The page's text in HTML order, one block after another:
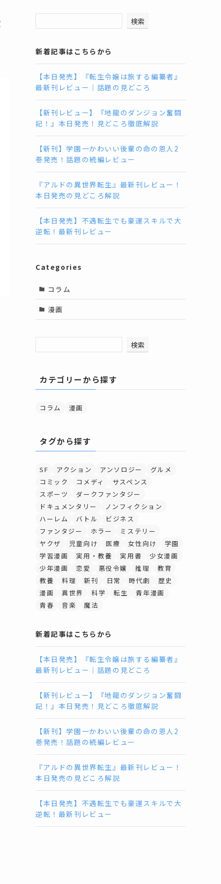
検索
新着記事はこちらから
【本日発売】『転生令嬢は旅する編纂者』
最新刊レビュー｜話題の見どころ
【新刊レビュー】『地龍のダンジョン奮闘
記！』本日発売！見どころ徹底解説
【新刊】学園一かわいい後輩の命の恩人2
巻発売！話題の続編レビュー
『アルドの異世界転生』最新刊レビュー！
本日発売の見どころ解説
【本日発売】不遇転生でも豪運スキルで大
逆転！最新刊レビュー
Categories
コラム
漫画
検索
カテゴリーから探す
コラム 漫画
タグから探す
SF アクション アンソロジー
グルメ
コミック
コメディ
サスペンス
スポーツ
ダークファンタジー
ドキュメンタリー
ノンフィクション
ハーレム
バトル
ビジネス
ファンタジー
ホラー
ミステリー
ヤクザ
児童向け 医療 女性向け
学園
学習漫画
実用・教養 実用書
少女漫画
少年漫画
恋愛 悪役令嬢 推理
教育
教養
料理 新刊 日常 時代劇
歴史
漫画
異世界 科学 転生
青年漫画
青春
音楽 魔法
新着記事はこちらから
【本日発売】『転生令嬢は旅する編纂者』
最新刊レビュー｜話題の見どころ
【新刊レビュー】『地龍のダンジョン奮闘
記！』本日発売！見どころ徹底解説
【新刊】学園一かわいい後輩の命の恩人2
巻発売！話題の続編レビュー
『アルドの異世界転生』最新刊レビュー！
本日発売の見どころ解説
【本日発売】不遇転生でも豪運スキルで大
逆転！最新刊レビュー